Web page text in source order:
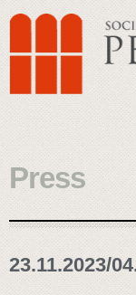
Press
23.11.2023/